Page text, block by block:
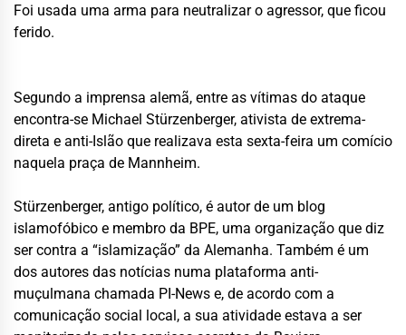
Foi usada uma arma para neutralizar o agressor, que ficou
ferido.
Segundo a imprensa alemã, entre as vítimas do ataque
encontra-se Michael Stürzenberger, ativista de extrema-
direta e anti-Islão que realizava esta sexta-feira um comício
naquela praça de Mannheim.
Stürzenberger, antigo político, é autor de um blog
islamofóbico e membro da BPE, uma organização que diz
ser contra a “islamização” da Alemanha. Também é um
dos autores das notícias numa plataforma anti-
muçulmana chamada PI-News e, de acordo com a
comunicação social local, a sua atividade estava a ser